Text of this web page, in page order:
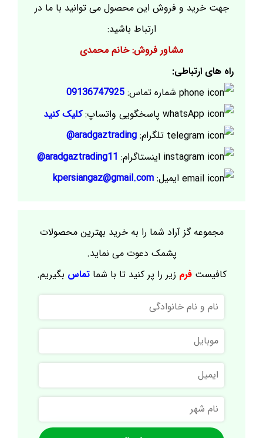
جهت خرید و فروش این محصول می توانید با ما در
ارتباط باشید:
مشاور فروش: خانم محمدی
راه های ارتباطی:
شماره تماس: 09136747925
پاسخگویی واتساپ:کلیک کنید
تلگرام: aradgaztrading@
اینستاگرام: aradgaztrading11@
ایمیل: kpersiangaz@gmail.com
مجموعه گز آراد شما را به خرید بهترین محصولات
پشمک دعوت می نماید.
کافیستفرم زیر را پر کنید تا با شماتماس بگیریم.
نام
و
نام
خانوادگی
موبایل
ایمیل
نام
شهر